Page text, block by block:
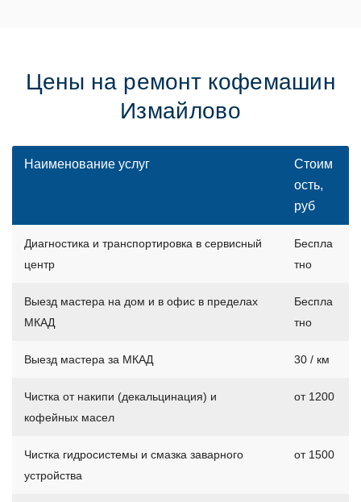
Цены на ремонт кофемашин
Измайлово
Наименование услуг
Стоим
ость,
руб
Диагностика и транспортировка в сервисный
центр
Беспла
тно
Выезд мастера на дом и в офис в пределах
МКАД
Беспла
тно
Выезд мастера за МКАД 30 / км
Чистка от накипи (декальцинация) и
кофейных масел
от 1200
Чистка гидросистемы и смазка заварного
устройства
от 1500